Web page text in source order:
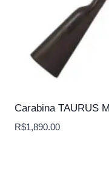
Carabina TAURUS
R$1,890.00